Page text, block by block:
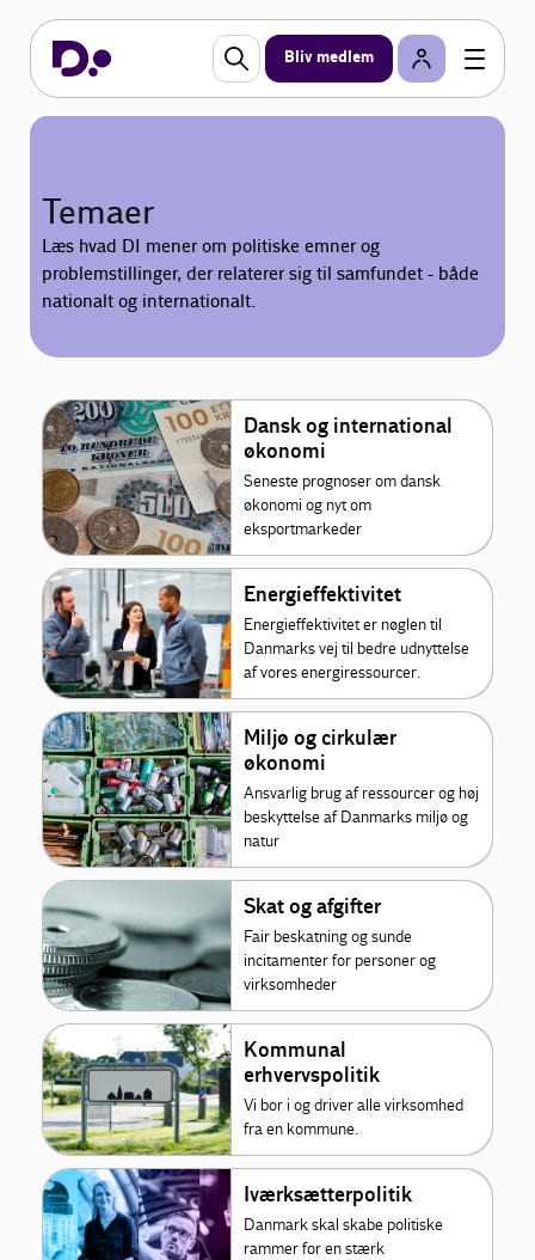
Bliv medlem
Temaer
Læs hvad DI mener om politiske emner og
problemstillinger, der relaterer sig til samfundet - både
nationalt og internationalt.
Dansk og international
økonomi
Seneste prognoser om dansk
økonomi og nyt om
eksportmarkeder
Energieffektivitet
Energieffektivitet er nøglen til
Danmarks vej til bedre udnyttelse
af vores energiressourcer.
Miljø og cirkulær
økonomi
Ansvarlig brug af ressourcer og høj
beskyttelse af Danmarks miljø og
natur
Skat og afgifter
Fair beskatning og sunde
incitamenter for personer og
virksomheder
Kommunal
erhvervspolitik
Vi bor i og driver alle virksomhed
fra en kommune.
Iværksætterpolitik
Danmark skal skabe politiske
rammer for en stærk